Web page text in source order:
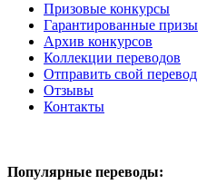
Призовые конкурсы
Гарантированные призы
Архив конкурсов
Коллекции переводов
Отправить свой перевод
Отзывы
Контакты
Популярные переводы: